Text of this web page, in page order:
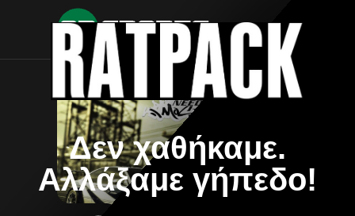
Δεν χαθήκαμε.
Αλλάξαμε γήπεδο!